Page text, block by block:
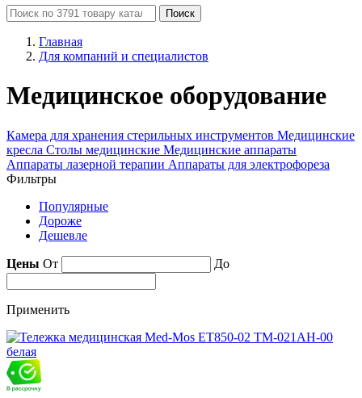
Поиск
Главная
Для компаний и специалистов
Медицинское оборудование
Камера для хранения стерильных инструментов Медицинские
кресла Столы медицинские Медицинские аппараты
Аппараты лазерной терапии Аппараты для электрофореза
Фильтры
Популярные
Дороже
Дешевле
Цены От До
Применить